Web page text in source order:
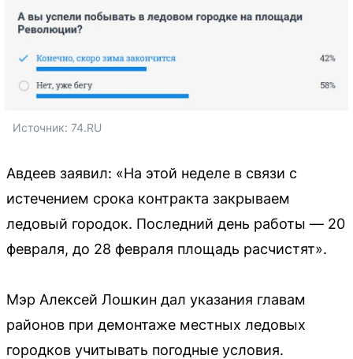
Источник: 74.RU
Авдеев заявил: «На этой неделе в связи с
истечением срока контракта закрываем
ледовый городок. Последний день работы — 20
февраля, до 28 февраля площадь расчистят».
Мэр Алексей Лошкин дал указания главам
районов при демонтаже местных ледовых
городков учитывать погодные условия.